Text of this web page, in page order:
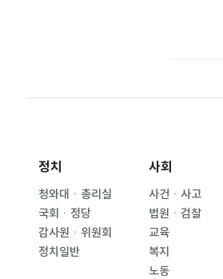
정치
청와대ㆍ총리실
국회ㆍ정당
감사원ㆍ위원회
정치일반
사회
사건ㆍ사고
법원ㆍ검찰
교육
복지
노동